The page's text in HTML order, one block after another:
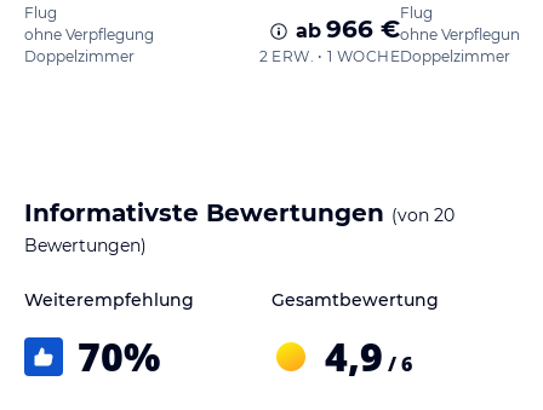
Flug
ohne Verpflegung
Doppelzimmer
ab 966 €
2 ERW. • 1 WOCHE
Flug
ohne Verpflegung
Doppelzimmer
Informativste Bewertungen (von 20
Bewertungen)
Weiterempfehlung
70%
Gesamtbewertung
4,9 / 6